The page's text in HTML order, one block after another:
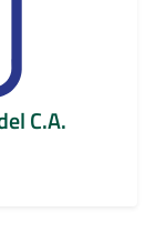
C.A.